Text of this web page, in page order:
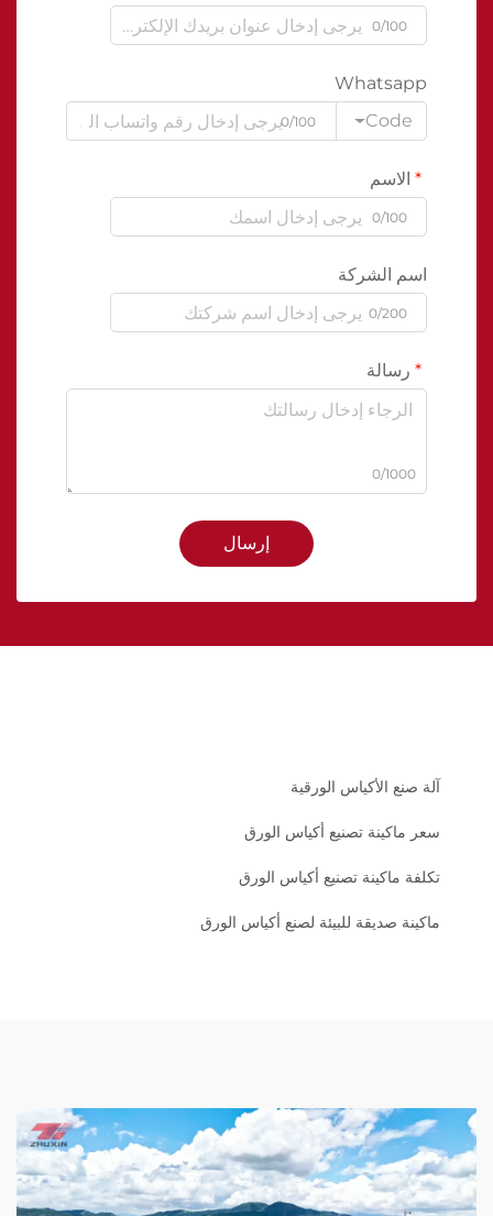
0/100
Whatsapp
Code
0/100
الاسم
0/100
اسم الشركة
0/200
رسالة
0/1000
إرسال
آلة صنع الأكياس الورقية
سعر ماكينة تصنيع أكياس الورق
تكلفة ماكينة تصنيع أكياس الورق
ماكينة صديقة للبيئة لصنع أكياس الورق